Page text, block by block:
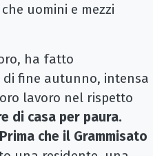
uomini e mezzi
ha fatto
di fine autunno, intensa
lavoro nel rispetto
di casa per paura.
che il Grammisato